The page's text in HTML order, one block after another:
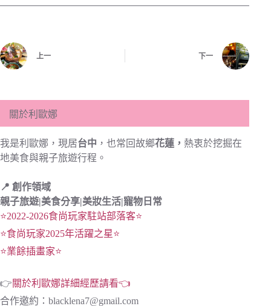
上一 下一
關於利歐娜
我是利歐娜，現居台中 ，也常回故鄉花蓮， 熱衷於挖掘在
地美食與親子旅遊行程。
📍 創作領域
親子旅遊|美食分享|美妝生活|寵物日常
⭐2022-2026食尚玩家駐站部落客⭐
⭐食尚玩家2025年活躍之星⭐
⭐業餘插畫家⭐
👉關於利歐娜詳細經歷請看👈
合作邀約： blacklena7@gmail.com